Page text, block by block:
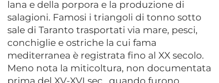
lana e della porpora e la produzione di
salagioni. Famosi i triangoli di tonno sotto
sale di Taranto trasportati via mare, pesci,
conchiglie e ostriche la cui fama
mediterranea è registrata fino al XX secolo.
Meno nota la miticoltura, non documentata